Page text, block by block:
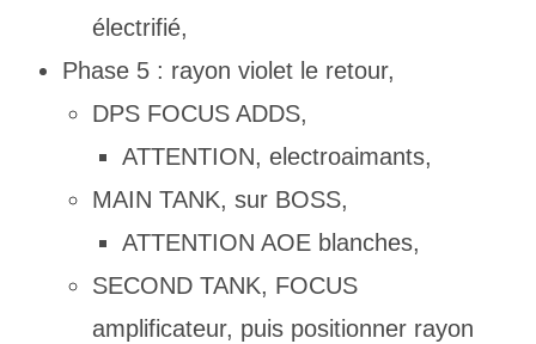
électrifié,
Phase 5 : rayon violet le retour,
DPS FOCUS ADDS,
ATTENTION, electroaimants,
MAIN TANK, sur BOSS,
ATTENTION AOE blanches,
SECOND TANK, FOCUS
amplificateur, puis positionner rayon